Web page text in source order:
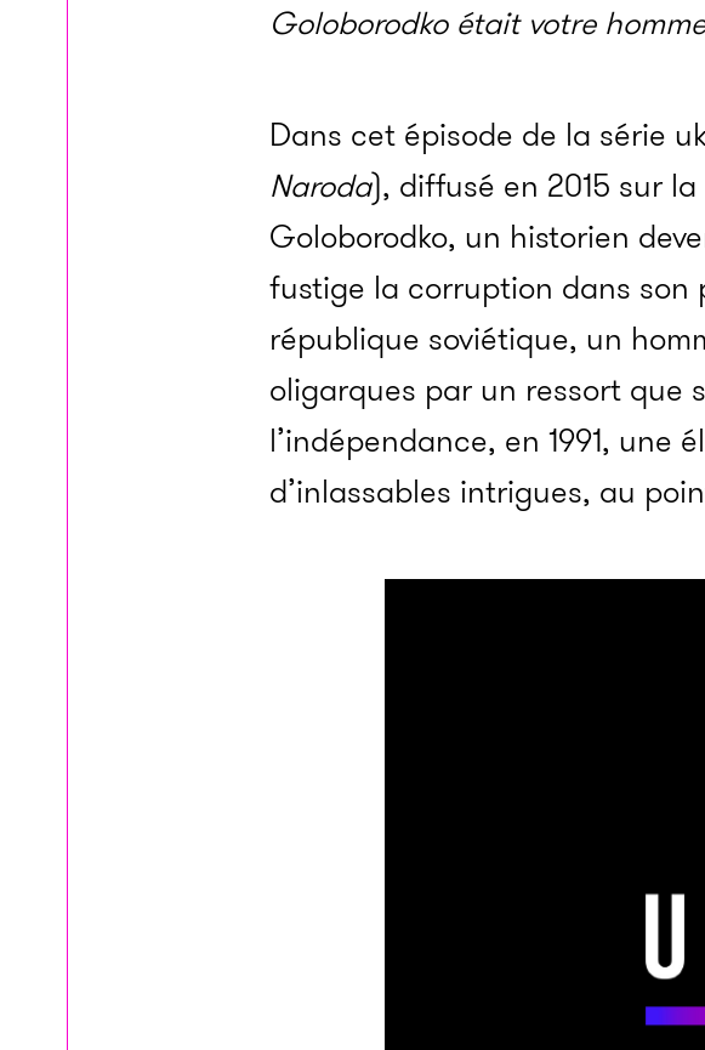
Goloborodko était votre
Dans cet épisode de la série
Naroda), diffusé en 2015 sur
Goloborodko, un historien
fustige la corruption dans
république soviétique, un
oligarques par un ressort que
l’indépendance, en 1991, une
d’inlassables intrigues, au